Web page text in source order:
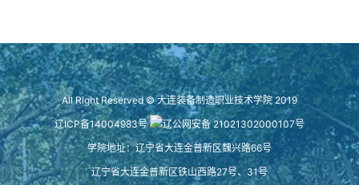
All Right Reserved © 大连装备制造职业技术学院 2019
辽ICP备14004983号
辽公网安备 21021302000107号
学院地址：辽宁省大连金普新区魏兴路66号
辽宁省大连金普新区铁山西路27号、31号